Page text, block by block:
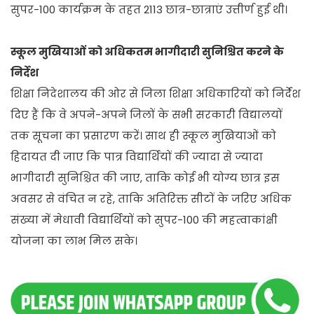
सुपर-100 कार्यक्रम के तहत 2113 छात्र-छात्राएं उत्तीर्ण हुई थी।
स्कूल मुखियाओं को अधिकतम भागीदारी सुनिश्चित करने के
निर्देश
शिक्षा निदेशालय की ओर से जिला शिक्षा अधिकारियों को निर्देश
दिए हैं कि वे अपने-अपने जिलों के सभी सरकारी विद्यालयों
तक सूचना का प्रसारण करें। साथ ही स्कूल मुखियाओं को
हिदायत दी जाए कि पात्र विद्यार्थियों की ज्यादा से ज्यादा
भागीदारी सुनिश्चित की जाए, ताकि कोई भी योग्य छात्र इस
अवसर से वंचित न रहे, ताकि अतिरिक्त सीटों के जरिए अधिक
संख्या में मेधावी विद्यार्थियों को सुपर-100 की महत्वाकांक्षी
योजना का लाभ मिल सके।